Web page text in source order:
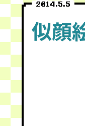
2014.5.5
似顔